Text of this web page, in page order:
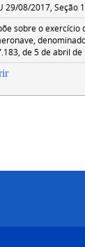
29/08/2017, Seção
sobre o
de 5 de abril de